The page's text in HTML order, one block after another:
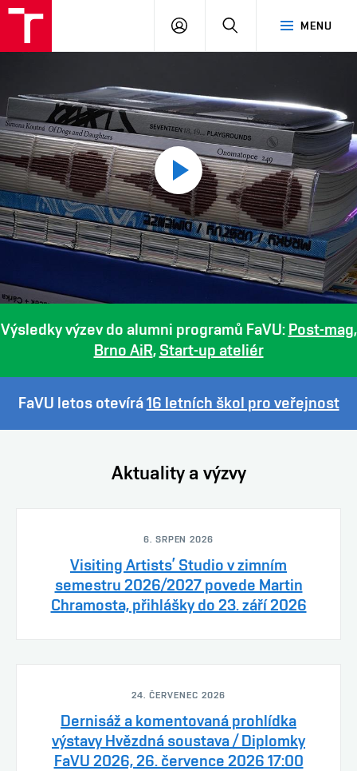
MENU
PŘIHLÁSIT
Play
video
Výsledky výzev do alumni programů FaVU: Post-mag,
Brno AiR, Start-up ateliér
FaVU letos otevírá16 letních škol pro veřejnost
Aktuality a výzvy
6. SRPEN 2026
Visiting Artists’ Studio v zimním
semestru 2026/2027 povede Martin
Chramosta, přihlášky do 23. září 2026
24. ČERVENEC 2026
Dernisáž a komentovaná prohlídka
výstavy Hvězdná soustava / Diplomky
FaVU 2026, 26. července 2026 17:00